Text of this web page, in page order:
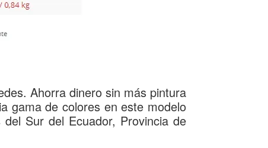
Ahorra dinero sin más pintura
gama de colores en este modelo
Sur del Ecuador, Provincia de